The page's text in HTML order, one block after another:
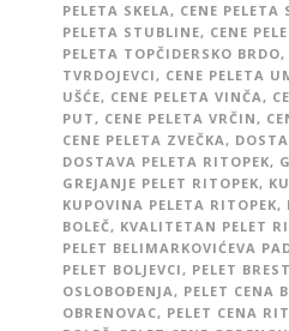
PELETA SKELA, CENE PELETA
PELETA STUBLINE, CENE
PELETA TOPČIDERSKO BRDO,
TVRDOJEVCI, CENE PELETA
UŠĆE, CENE PELETA VINČA,
PUT, CENE PELETA VRČIN,
CENE PELETA ZVEČKA,
DOSTAVA PELETA RITOPEK,
GREJANJE PELET RITOPEK,
KUPOVINA PELETA RITOPEK,
BOLEČ, KVALITETAN PELET
PELET BELIMARKOVIĆEVA
PELET BOLJEVCI, PELET
OSLOBOĐENJA, PELET CENA
OBRENOVAC, PELET CENA